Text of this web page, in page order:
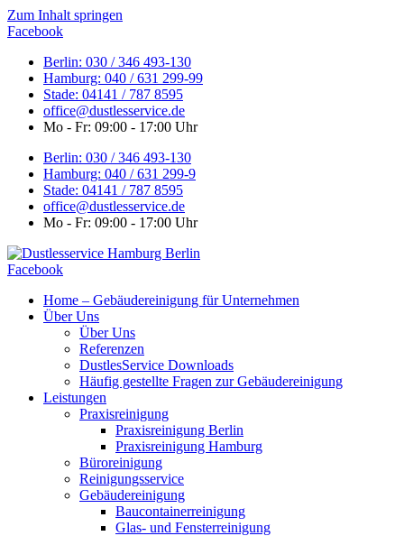
Zum Inhalt springen
Facebook
Berlin: 030 / 346 493-130
Hamburg: 040 / 631 299-99
Stade: 04141 / 787 8595
office@dustlesservice.de
Mo - Fr: 09:00 - 17:00 Uhr
Berlin: 030 / 346 493-130
Hamburg: 040 / 631 299-9
Stade: 04141 / 787 8595
office@dustlesservice.de
Mo - Fr: 09:00 - 17:00 Uhr
Facebook
Home – Gebäudereinigung für Unternehmen
Über Uns
Über Uns
Referenzen
DustlesService Downloads
Häufig gestellte Fragen zur Gebäudereinigung
Leistungen
Praxisreinigung
Praxisreinigung Berlin
Praxisreinigung Hamburg
Büroreinigung
Reinigungsservice
Gebäudereinigung
Baucontainerreinigung
Glas- und Fensterreinigung